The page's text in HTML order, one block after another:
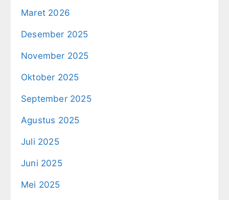
Maret 2026
Desember 2025
November 2025
Oktober 2025
September 2025
Agustus 2025
Juli 2025
Juni 2025
Mei 2025